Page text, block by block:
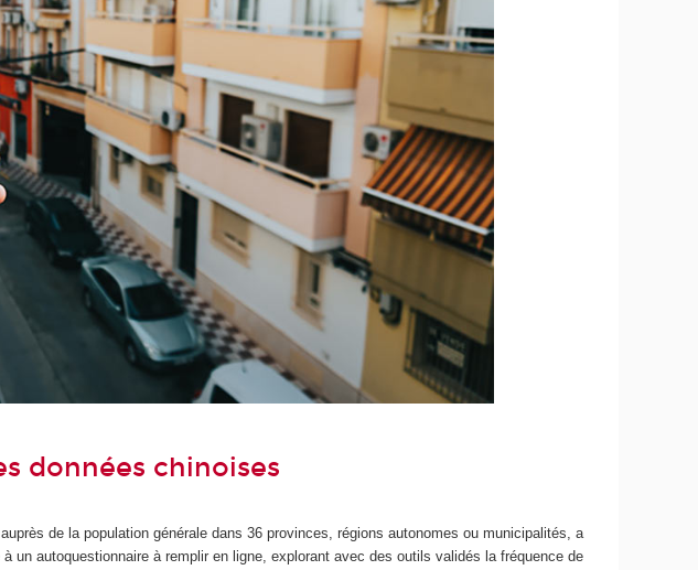
données chinoises
de la population générale dans 36 provinces, régions autonomes ou municipalités, a
un autoquestionnaire à remplir en ligne, explorant avec des outils validés la fréquence de